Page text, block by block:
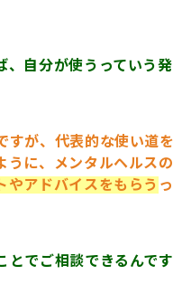
自分が使うっていう
すが、代表的な使い道
うに、メンタルヘルス
やアドバイスをもらう
でご相談できるんです